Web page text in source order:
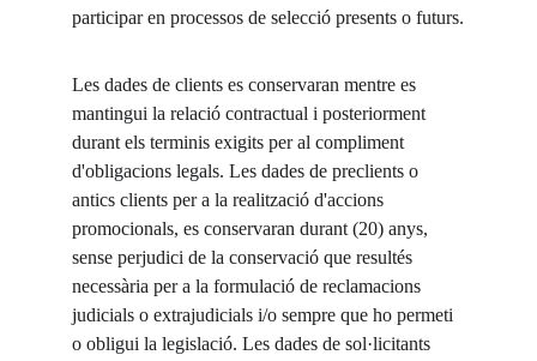
participar en processos de selecció presents o futurs.
Les dades de clients es conservaran mentre es
mantingui la relació contractual i posteriorment
durant els terminis exigits per al compliment
d'obligacions legals. Les dades de preclients o
antics clients per a la realització d'accions
promocionals, es conservaran durant (20) anys,
sense perjudici de la conservació que resultés
necessària per a la formulació de reclamacions
judicials o extrajudicials i/o sempre que ho permeti
o obligui la legislació. Les dades de sol·licitants